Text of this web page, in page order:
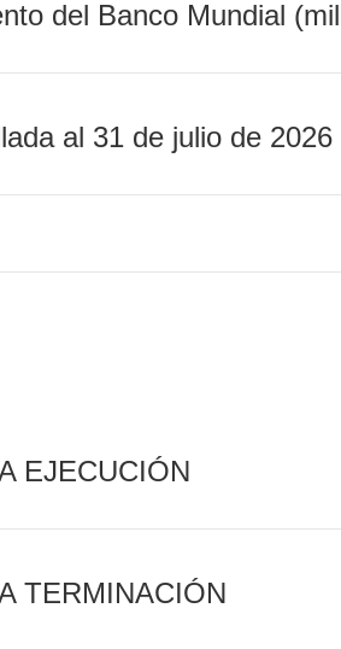
del Banco Mundial
al 31 de julio de 2026
EJECUCIÓN
TERMINACIÓN